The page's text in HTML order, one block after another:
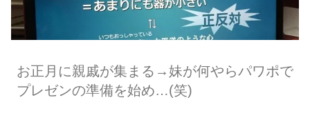
お正月に親戚が集まる→妹が何やらパワポで
プレゼンの準備を始め…(笑)